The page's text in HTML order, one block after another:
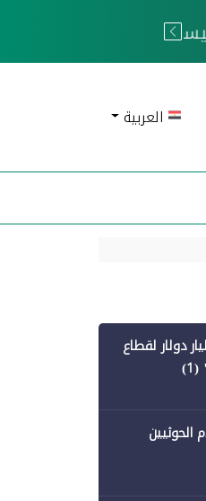
العربية
قروض "عهد السيسي"؟.. اتفاقات بـ29 مليار دولار لقطاع